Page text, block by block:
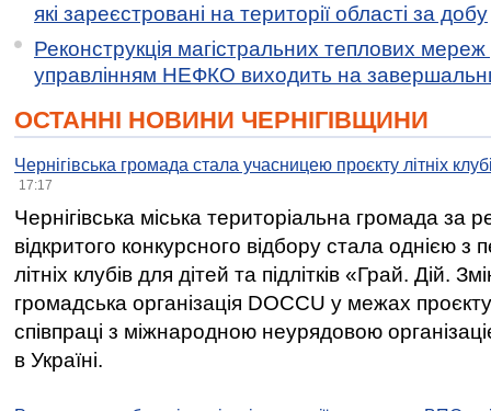
які зареєстровані на території області за добу
Реконструкція магістральних теплових мереж
управлінням НЕФКО виходить на
ОСТАННІ НОВИНИ ЧЕРНІГІВЩИНИ
Чернігівська громада стала учасницею проєкту літніх
17:17
Чернігівська міська територіальна громада за
відкритого конкурсного відбору стала однією
літніх клубів для дітей та підлітків «Грай. Дій.
громадська організація DOCCU у межах
співпраці з міжнародною неурядовою
в Україні.